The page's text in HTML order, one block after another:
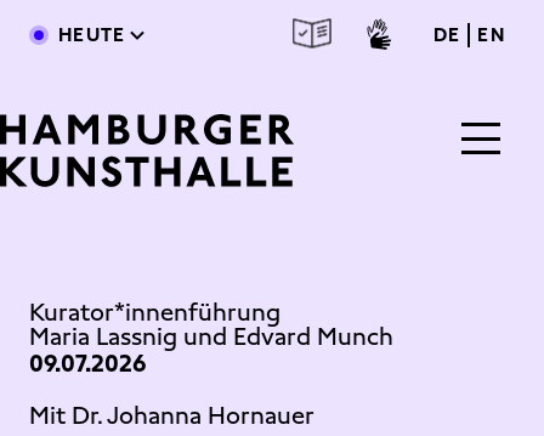
Direkt zum Inhalt
HEUTE DE deutsch
EN
Kurator*innenführung
Maria Lassnig und Edvard Munch
09.07.2026
Mit Dr. Johanna Hornauer